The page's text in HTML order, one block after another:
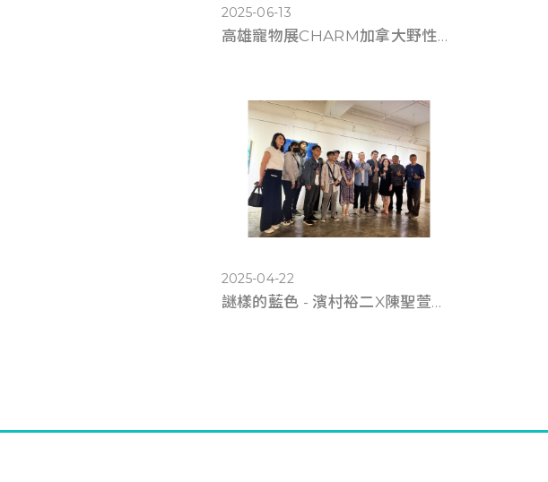
2025-06-13
高雄寵物展CHARM加拿大野性魅力滿6千送遊艇體驗
2025-04-22
謎樣的藍色 - 濱村裕二X陳聖萱《雙人展》